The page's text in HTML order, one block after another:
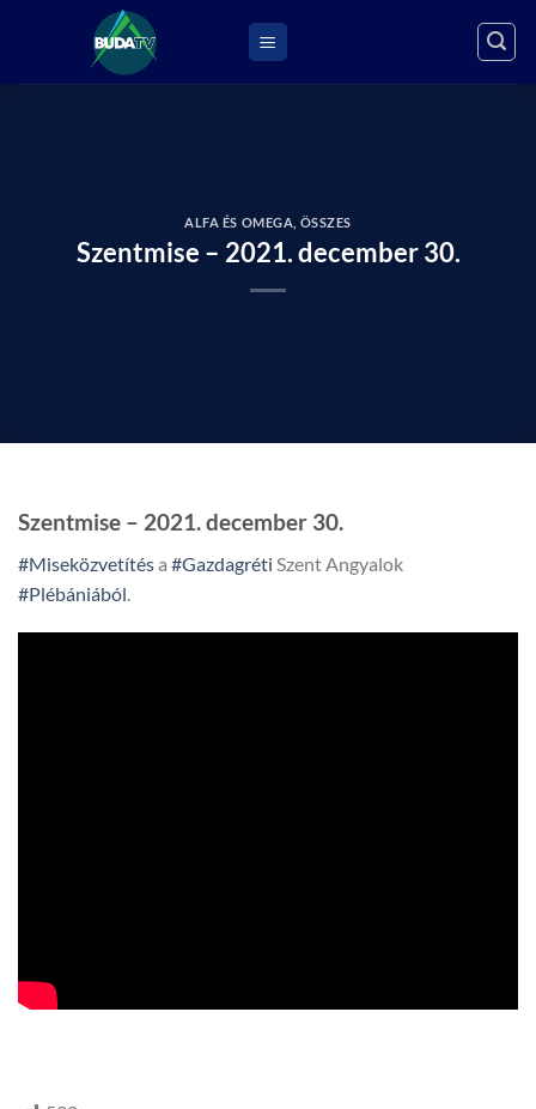
ALFA ÉS OMEGA ÖSSZES
Szentmise – 2021. december 30.
Szentmise – 2021. december 30.
#Miseközvetítésa #Gazdagréti Szent Angyalok
#Plébániából